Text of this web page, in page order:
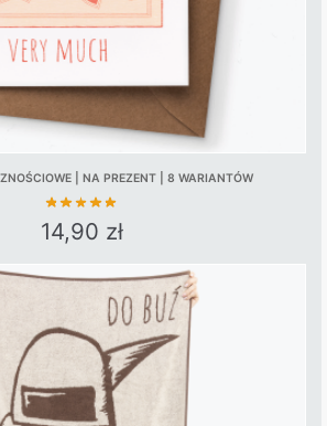
| NA PREZENT | 8 WARIANTÓW
14,90 zł
This
product
multiple
variants.
The
options